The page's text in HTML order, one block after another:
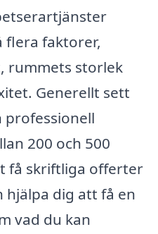
flera faktorer,
rummets storlek
Generellt sett
professionell
200 och 500
få skriftliga offerter
dig att få en
vad du kan